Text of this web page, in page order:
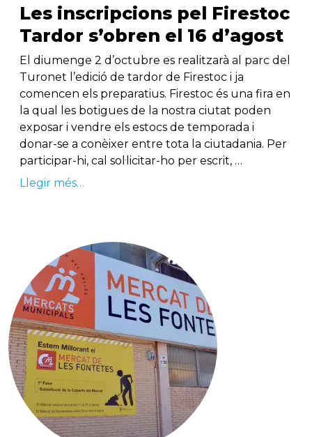
Les inscripcions pel Firestoc
Tardor s’obren el 16 d’agost
El diumenge 2 d’octubre es realitzarà al parc del
Turonet l’edició de tardor de Firestoc i ja
comencen els preparatius. Firestoc és una fira en
la qual les botigues de la nostra ciutat poden
exposar i vendre els estocs de temporada i
donar-se a conèixer entre tota la ciutadania. Per
participar-hi, cal sol·licitar-ho per escrit, …
Llegir més…